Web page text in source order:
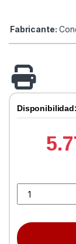
Fabricante:
Disponibilidad: